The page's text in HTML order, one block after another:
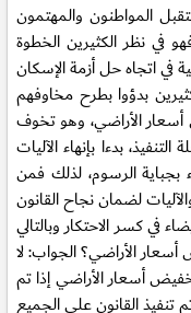
المواطنون والمهتمون
في نظر الكثيرين الخطوة
كثيرين بدؤوا بطرح مخاوفهم
الأراضي، وهو تخوف
بدءا بإنهاء الآليات
بجباية الرسوم، لذلك فمن
كسر الاحتكار وبالتالي
أسعار الأراضي إذا تم